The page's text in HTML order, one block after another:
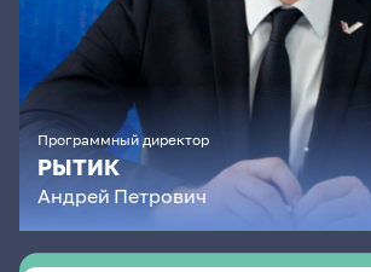
Программный директор
РЫТИК
Андрей Петрович